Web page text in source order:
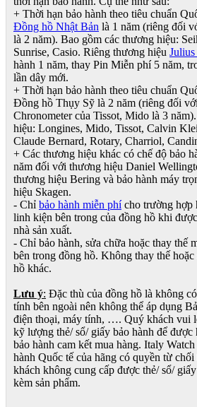
+ Thời hạn bảo hành theo tiêu chuẩn
Đồng hồ Nhật Bản là 1 năm (riêng đối
là 2 năm). Bao gồm các thương hiệu:
Sunrise, Casio. Riêng thương hiệu
hành 1 năm, thay Pin Miễn phí 5 năm,
lần dây mới.
+ Thời hạn bảo hành theo tiêu chuẩn
Đồng hồ Thụy Sỹ là 2 năm (riêng đối
Chronometer của Tissot, Mido là 3
hiệu: Longines, Mido, Tissot, Calvin
Claude Bernard, Rotary, Charriol,
+ Các thương hiệu khác có chế độ bảo
năm đối với thương hiệu Daniel
thương hiệu Bering và bảo hành máy
hiệu Skagen.
- Chỉ bảo hành miễn phícho trường hợp
linh kiện bên trong của đồng hồ khi
nhà sản xuất.
- Chỉ bảo hành, sửa chữa hoặc thay thế
bên trong đồng hồ. Không thay thế
hồ khác.
Lưu ý: Đặc thù của đồng hồ là không
tính bên ngoài nên không thể áp dụng
điện thoại, máy tính, …. Quý khách vui
kỹ lượng thẻ/ sổ/ giấy bảo hành để
bảo hành cam kết mua hàng. Italy
hành Quốc tế của hãng có quyền từ
khách không cung cấp được thẻ/ sổ/
kèm sản phẩm.